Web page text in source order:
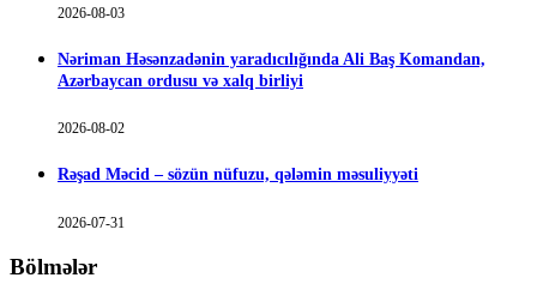
2026-08-03
Nəriman Həsənzadənin yaradıcılığında Ali Baş Komandan,
Azərbaycan ordusu və xalq birliyi
2026-08-02
Rəşad Məcid – sözün nüfuzu, qələmin məsuliyyəti
2026-07-31
Bölmələr